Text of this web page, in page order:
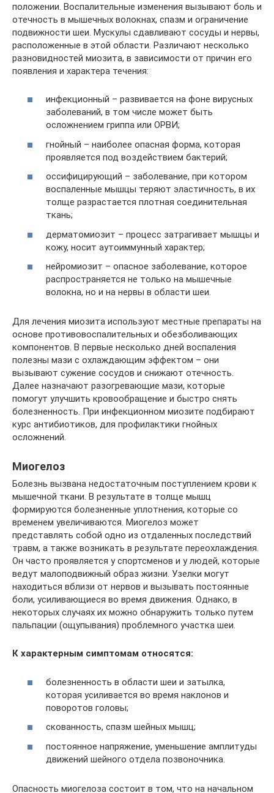
положении. Воспалительные изменения вызывают боль и
отечность в мышечных волокнах, спазм и ограничение
подвижности шеи. Мускулы сдавливают сосуды и нервы,
расположенные в этой области. Различают несколько
разновидностей миозита, в зависимости от причин его
появления и характера течения:
инфекционный – развивается на фоне вирусных
заболеваний, в том числе может быть
осложнением гриппа или ОРВИ;
гнойный – наиболее опасная форма, которая
проявляется под воздействием бактерий;
оссифицирующий – заболевание, при котором
воспаленные мышцы теряют эластичность, в их
толще разрастается плотная соединительная
ткань;
дерматомиозит – процесс затрагивает мышцы и
кожу, носит аутоиммунный характер;
нейромиозит – опасное заболевание, которое
распространяется не только на мышечные
волокна, но и на нервы в области шеи.
Для лечения миозита используют местные препараты на
основе противовоспалительных и обезболивающих
компонентов. В первые несколько дней воспаления
полезны мази с охлаждающим эффектом – они
вызывают сужение сосудов и снижают отечность.
Далее назначают разогревающие мази, которые
помогут улучшить кровообращение и быстро снять
болезненность. При инфекционном миозите подбирают
курс антибиотиков, для профилактики гнойных
осложнений.
Миогелоз
Болезнь вызвана недостаточным поступлением крови к
мышечной ткани. В результате в толще мышц
формируются болезненные уплотнения, которые со
временем увеличиваются. Миогелоз может
представлять собой одно из отдаленных последствий
травм, а также возникать в результате переохлаждения.
Он часто проявляется у спортсменов и у людей, которые
ведут малоподвижный образ жизни. Узелки могут
находиться вблизи от нервов и вызывать постоянные
боли, усиливающиеся во время движения. Однако, в
некоторых случаях их можно обнаружить только путем
пальпации (ощупывания) проблемного участка шеи.
К характерным симптомам относятся:
болезненность в области шеи и затылка,
которая усиливается во время наклонов и
поворотов головы;
скованность, спазм шейных мышц;
постоянное напряжение, уменьшение амплитуды
движений шейного отдела позвоночника.
Опасность миогелоза состоит в том, что на начальном